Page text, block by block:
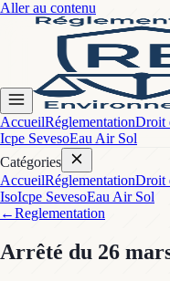
Aller au contenu
AccueilRéglementationDroit
Icpe SevesoEau Air Sol
Catégories
AccueilRéglementationDroit
IsoIcpe SevesoEau Air Sol
←Reglementation
Arrêté du 26